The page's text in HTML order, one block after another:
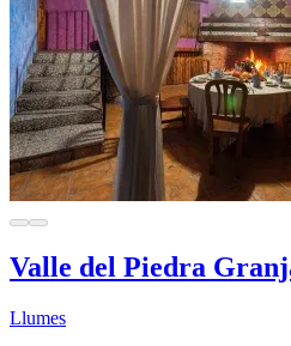
Valle del Piedra
Llumes